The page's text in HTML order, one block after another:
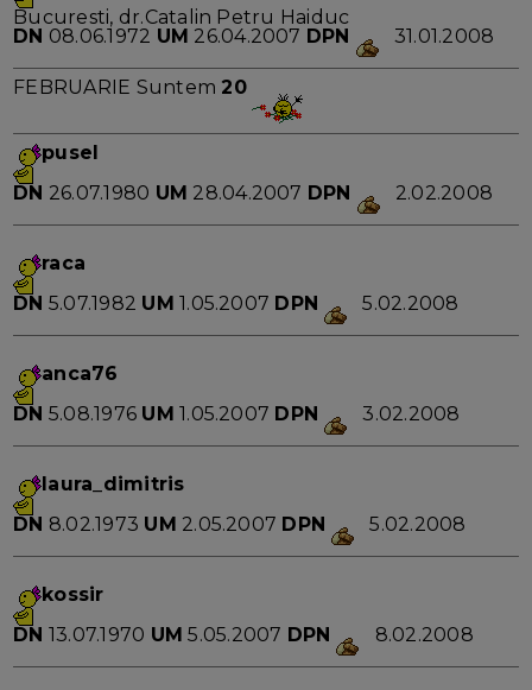
Bucuresti, dr.Catalin Petru Haiduc
DN 08.06.1972 UM 26.04.2007 DPN 31.01.2008
FEBRUARIE Suntem 20
pusel
DN 26.07.1980 UM 28.04.2007 DPN 2.02.2008
raca
DN 5.07.1982 UM 1.05.2007 DPN 5.02.2008
anca76
DN 5.08.1976 UM 1.05.2007 DPN 3.02.2008
laura_dimitris
DN 8.02.1973 UM 2.05.2007 DPN 5.02.2008
kossir
DN 13.07.1970 UM 5.05.2007 DPN 8.02.2008